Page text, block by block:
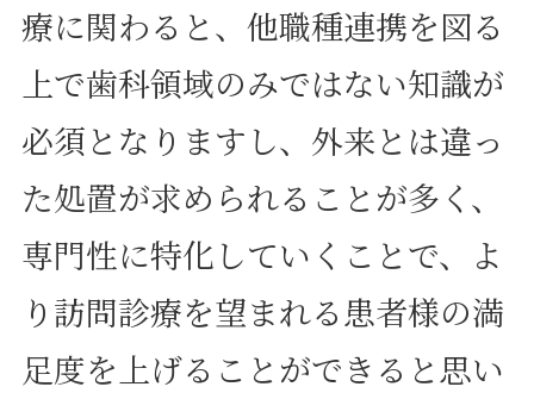
療に関わると、他職種連携を図る
上で歯科領域のみではない知識が
必須となりますし、外来とは違っ
た処置が求められることが多く、
専門性に特化していくことで、よ
り訪問診療を望まれる患者様の満
足度を上げることができると思い